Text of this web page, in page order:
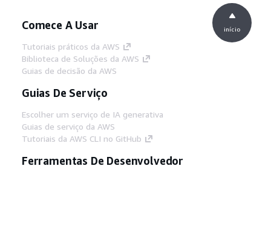
Comece A Usar
Tutoriais práticos da AWS
Biblioteca de Soluções da AWS
Guias de decisão da AWS
Guias De Serviço
Escolher um serviço de IA generativa
Guias de serviço da AWS
Tutoriais da AWS CLI no GitHub
Ferramentas De Desenvolvedor
início